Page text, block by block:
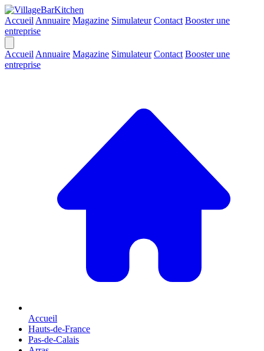
Accueil Annuaire Magazine Simulateur Contact Booster une
entreprise
Accueil Annuaire Magazine Simulateur Contact Booster une
entreprise
Accueil
Hauts-de-France
Pas-de-Calais